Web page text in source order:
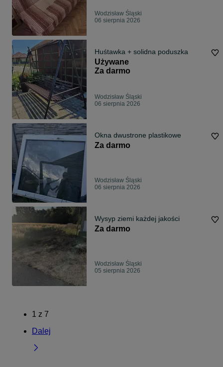
Wodzisław Śląski
06 sierpnia 2026
Huśtawka + solidna poduszka
Używane
Za darmo
Wodzisław Śląski
06 sierpnia 2026
Okna dwustrone plastikowe
Za darmo
Wodzisław Śląski
06 sierpnia 2026
Wysyp ziemi każdej jakości
Za darmo
Wodzisław Śląski
05 sierpnia 2026
1 z 7
Dalej